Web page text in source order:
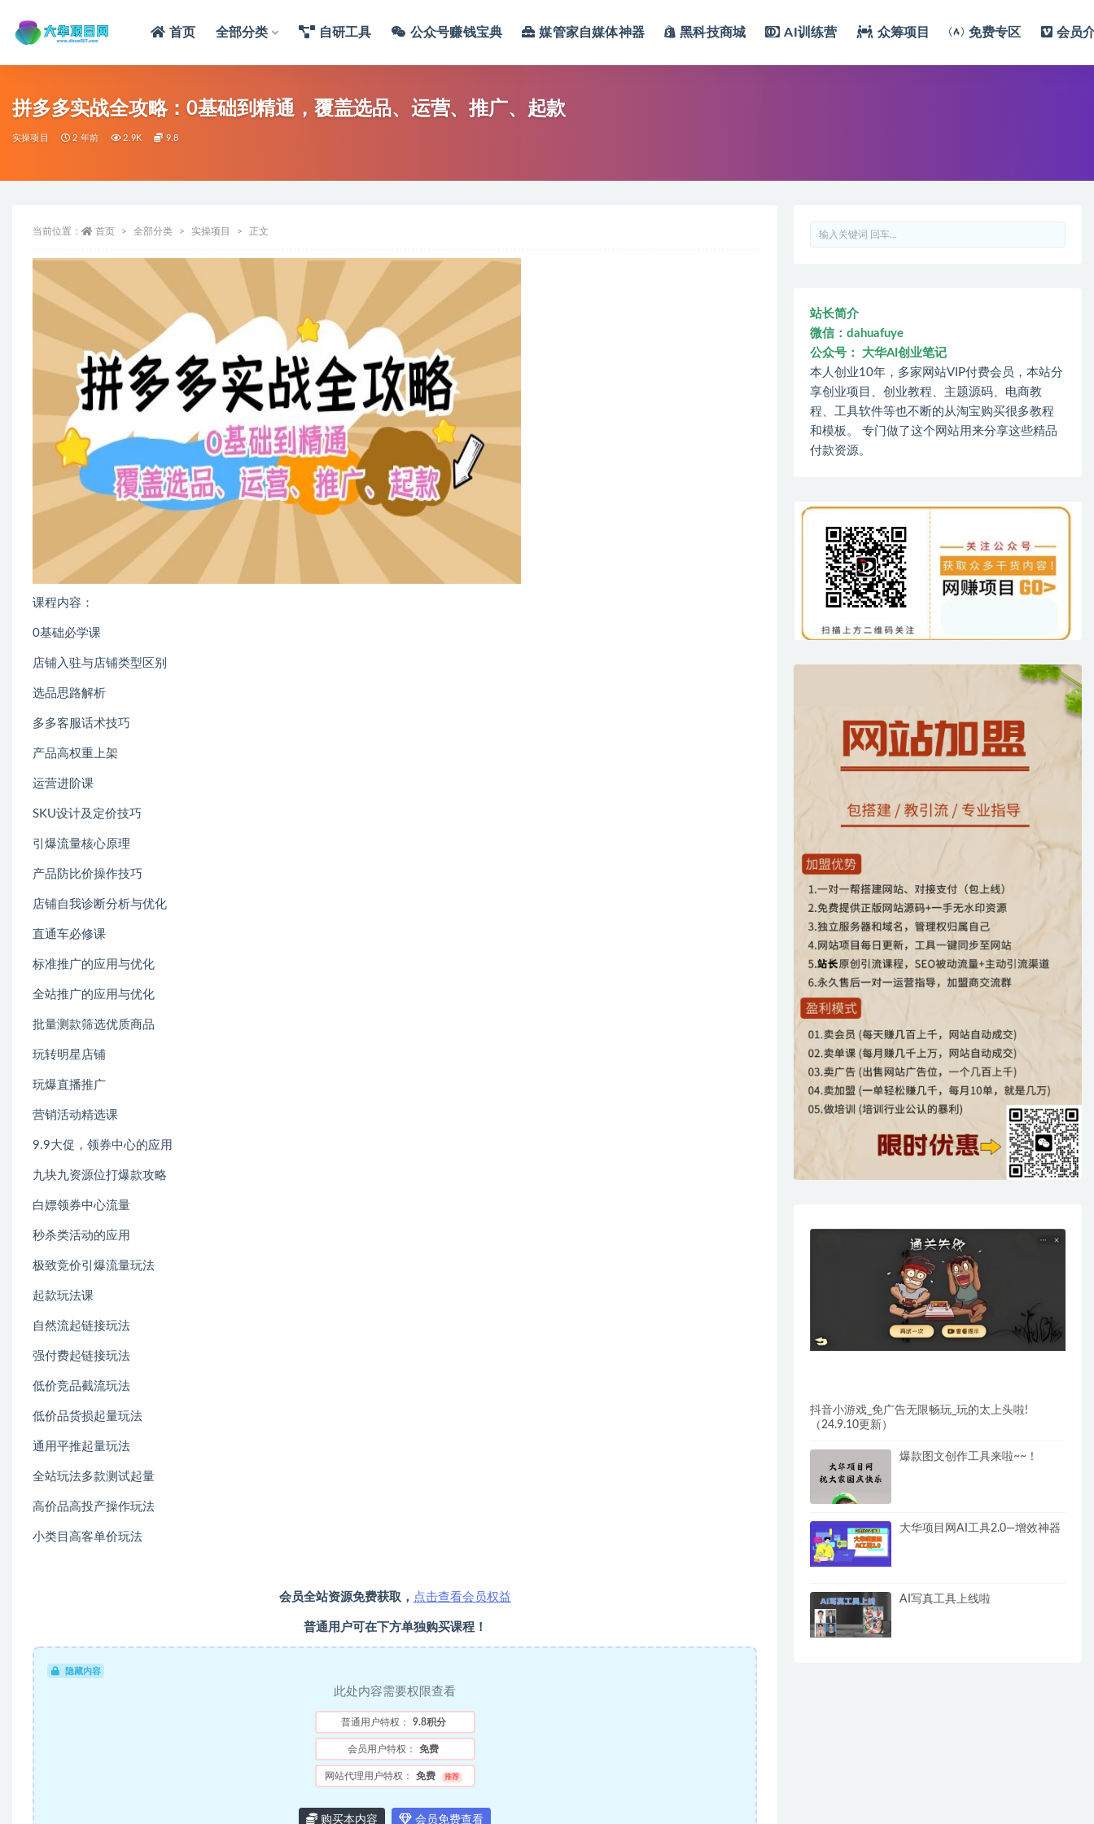
首页 全部分类 自研工具 公众号赚钱宝典 媒管家自媒体神器 黑科技商城 AI训练营 众筹项目 免费专区 会员
拼多多实战全攻略：0基础到精通，覆盖选品、运营、推广、起款
实操项目 2 年前 2.9K 9.8
当前位置： 首页 全部分类 实操项目 正文
课程内容：
0基础必学课
店铺入驻与店铺类型区别
选品思路解析
多多客服话术技巧
产品高权重上架
运营进阶课
SKU设计及定价技巧
引爆流量核心原理
产品防比价操作技巧
店铺自我诊断分析与优化
直通车必修课
标准推广的应用与优化
全站推广的应用与优化
批量测款筛选优质商品
玩转明星店铺
玩爆直播推广
营销活动精选课
9.9大促，领券中心的应用
九块九资源位打爆款攻略
白嫖领券中心流量
秒杀类活动的应用
极致竞价引爆流量玩法
起款玩法课
自然流起链接玩法
强付费起链接玩法
低价竞品截流玩法
低价品货损起量玩法
通用平推起量玩法
全站玩法多款测试起量
高价品高投产操作玩法
小类目高客单价玩法
会员全站资源免费获取， 点击查看会员权益
普通用户可在下方单独购买课程！
隐藏内容
此处内容需要权限查看
普通用户特权： 9.8积分
会员用户特权： 免费
网站代理用户特权： 免费 推荐
购买本内容 会员免费查看
站长简介
微信：dahuafuye
公众号： 大华AI创业笔记
本人创业10年，多家网站VIP付费会员，本站分
享创业项目、创业教程、主题源码、电商教
程、工具软件等也不断的从淘宝购买很多教程
和模板。 专门做了这个网站用来分享这些精品
付款资源。
抖音小游戏_免广告无限畅玩_玩的太上头啦!
（24.9.10更新）
爆款图文创作工具来啦~~！
大华项目网AI工具2.0—增效神器
AI写真工具上线啦